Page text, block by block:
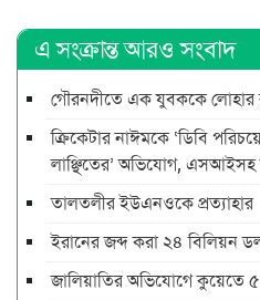
এ সংক্রান্ত আরও সংবাদ
গৌরনদীতে এক যুবককে লোহার
ক্রিকেটার নাঈমকে ‘ডিবি
লাঞ্ছিতের’ অভিযোগ, এসআইসহ
তালতলীর ইউএনওকে প্রত্যাহার
ইরানের জব্দ করা ২৪ বিলিয়ন
জালিয়াতির অভিযোগে কুয়েতে ৫